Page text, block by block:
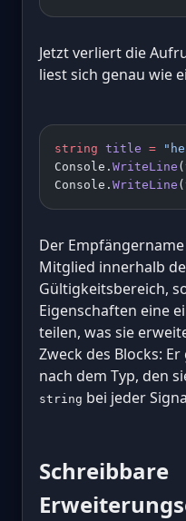
Jetzt verliert die
liest sich genau wie
string title =
Console. WriteLine
Console. WriteLine
Der Empfängername
Mitglied innerhalb
Gültigkeitsbereich,
Eigenschaften eine
teilen, was sie
Zweck des Blocks:
nach dem Typ, den
string bei jeder
Schreibbare